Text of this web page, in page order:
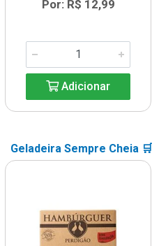
Por: R$ 12,99
Adicionar
Geladeira Sempre Cheia 🛒